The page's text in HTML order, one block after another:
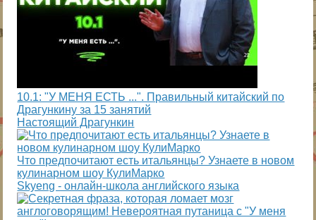
10.1: "У МЕНЯ ЕСТЬ ...". Правильный китайский по
Драгункину за 15 занятий
Настоящий Драгункин
Что предпочитают есть итальянцы? Узнаете в новом
кулинарном шоу КулиМарко
Skyeng - онлайн-школа английского языка